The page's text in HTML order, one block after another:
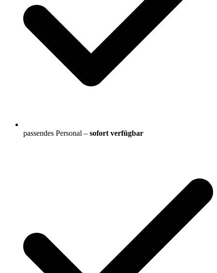
passendes Personal – sofort verfügbar